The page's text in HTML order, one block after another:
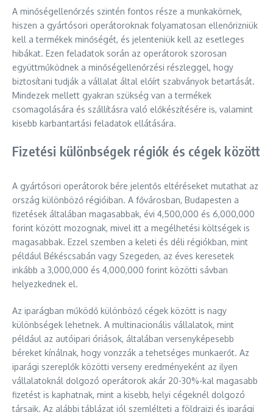
A minőségellenőrzés szintén fontos része a munkakörnek,
hiszen a gyártósori operátoroknak folyamatosan ellenőrizniük
kell a termékek minőségét, és jelenteniük kell az esetleges
hibákat. Ezen feladatok során az operátorok szorosan
együttműködnek a minőségellenőrzési részleggel, hogy
biztosítani tudják a vállalat által előírt szabványok betartását.
Mindezek mellett gyakran szükség van a termékek
csomagolására és szállításra való előkészítésére is, valamint
kisebb karbantartási feladatok ellátására.
Fizetési különbségek régiók és cégek között
A gyártósori operátorok bére jelentős eltéréseket mutathat az
ország különböző régióiban. A fővárosban, Budapesten a
fizetések általában magasabbak, évi 4,500,000 és 6,000,000
forint között mozognak, mivel itt a megélhetési költségek is
magasabbak. Ezzel szemben a keleti és déli régiókban, mint
például Békéscsabán vagy Szegeden, az éves keresetek
inkább a 3,000,000 és 4,000,000 forint közötti sávban
helyezkednek el.
Az iparágban működő különböző cégek között is nagy
különbségek lehetnek. A multinacionális vállalatok, mint
például az autóipari óriások, általában versenyképesebb
béreket kínálnak, hogy vonzzák a tehetséges munkaerőt. Az
iparági szereplők közötti verseny eredményeként az ilyen
vállalatoknál dolgozó operátorok akár 20-30%-kal magasabb
fizetést is kaphatnak, mint a kisebb, helyi cégeknél dolgozó
társaik. Az alábbi táblázat jól szemlélteti a földrajzi és iparági